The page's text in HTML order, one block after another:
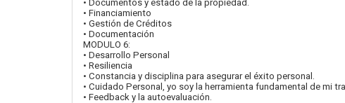
• Documentos y estado de la propiedad.
• Financiamiento
• Gestión de Créditos
• Documentación
MODULO 6:
• Desarrollo Personal
• Resiliencia
• Constancia y disciplina para asegurar el éxito personal.
• Cuidado Personal, yo soy la herramienta fundamental de mi
• Feedback y la autoevaluación.